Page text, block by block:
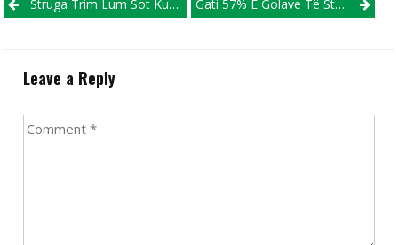
Struga Trim Lum Sot Kundër Shkupit Pranë Një Rekordi Të Ri Gati 57% E Golave Të Struga Trim Lum, Mbajnë Firmën E Dyshes Ibraimi-Radeski
Leave a Reply